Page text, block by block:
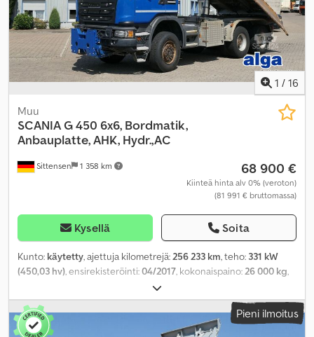
1 / 16
Sittensen 1 358 km
Muu
SCANIAG 450 6x6, Bordmatik,
Anbauplatte, AHK, Hydr.,AC
68 900 €
Kiinteä hinta alv 0% (veroton)
(81 991 € bruttomassa)
Kysellä Soita
Kunto: käytetty, ajettuja kilometrejä: 256 233 km, teho: 331 kW
(450,03 hv) , ensirekisteröinti:04/2017 , kokonaispaino: 26 000 kg
sininen
vaihteistotyyppi:automaattinen, päästöluokka:Euro 6,
kuormatilan tilavuus:12 m³, lastitilan leveys:2 490 mm, kuormatilan
pituus:4 980 mm , kuormatilan korkeus:920 mm, kokonaispituus:
Pieni ilmoitus